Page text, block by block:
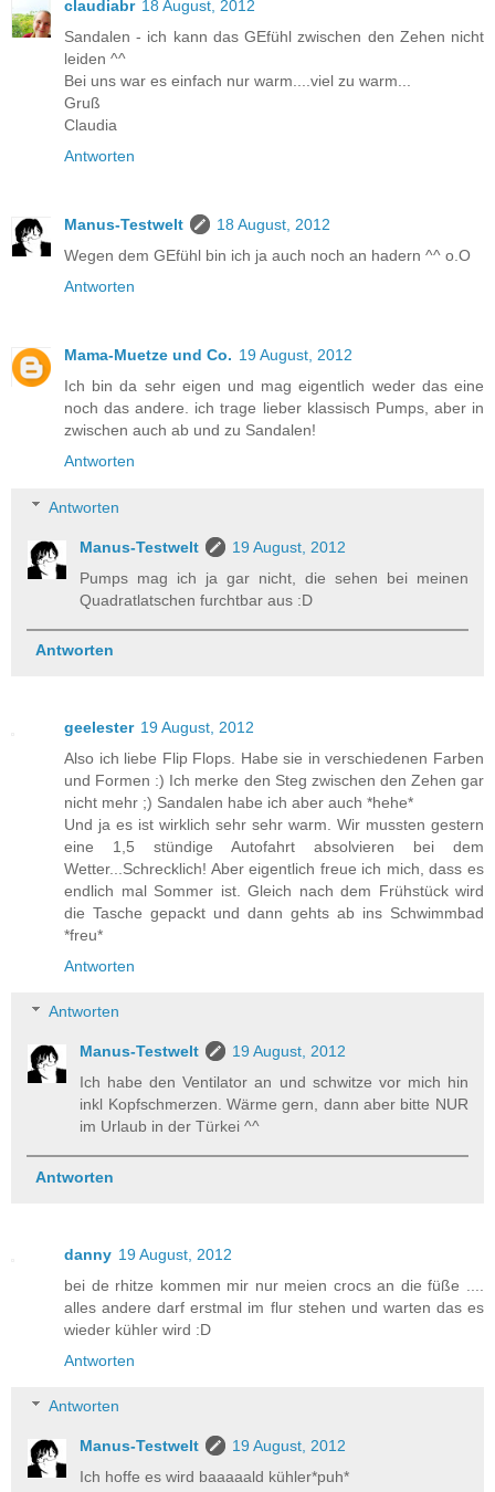
claudiabr 18 August, 2012
Sandalen - ich kann das GEfühl zwischen den Zehen nicht
leiden ^^
Bei uns war es einfach nur warm....viel zu warm...
Gruß
Claudia
Antworten
Manus-Testwelt
18 August, 2012
Wegen dem GEfühl bin ich ja auch noch an hadern ^^ o.O
Antworten
Mama-Muetze und Co. 19 August, 2012
Ich bin da sehr eigen und mag eigentlich weder das eine
noch das andere. ich trage lieber klassisch Pumps, aber in
zwischen auch ab und zu Sandalen!
Antworten
Antworten
Manus-Testwelt
19 August, 2012
Pumps mag ich ja gar nicht, die sehen bei meinen
Quadratlatschen furchtbar aus :D
Antworten
geelester 19 August, 2012
Also ich liebe Flip Flops. Habe sie in verschiedenen Farben
und Formen :) Ich merke den Steg zwischen den Zehen gar
nicht mehr ;) Sandalen habe ich aber auch *hehe*
Und ja es ist wirklich sehr sehr warm. Wir mussten gestern
eine 1,5 stündige Autofahrt absolvieren bei dem
Wetter...Schrecklich! Aber eigentlich freue ich mich, dass es
endlich mal Sommer ist. Gleich nach dem Frühstück wird
die Tasche gepackt und dann gehts ab ins Schwimmbad
*freu*
Antworten
Antworten
Manus-Testwelt
19 August, 2012
Ich habe den Ventilator an und schwitze vor mich hin
inkl Kopfschmerzen. Wärme gern, dann aber bitte NUR
im Urlaub in der Türkei ^^
Antworten
danny 19 August, 2012
bei de rhitze kommen mir nur meien crocs an die füße ....
alles andere darf erstmal im flur stehen und warten das es
wieder kühler wird :D
Antworten
Antworten
Manus-Testwelt
19 August, 2012
Ich hoffe es wird baaaaald kühler*puh*